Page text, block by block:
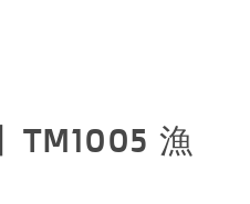
TM1005 漁